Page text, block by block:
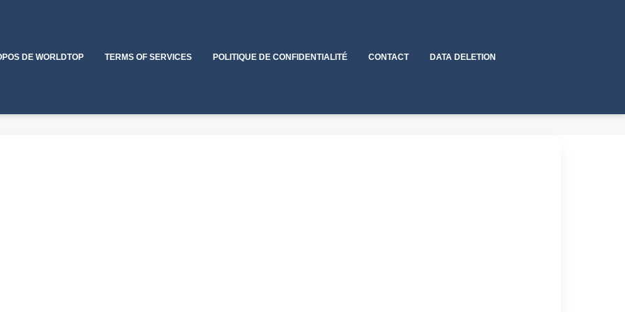
DE WORLDTOP TERMS OF SERVICES POLITIQUE DE CONFIDENTIALITÉ CONTACT DATA DELETION